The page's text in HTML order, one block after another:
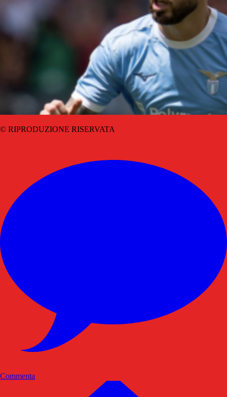
© RIPRODUZIONE RISERVATA
Commenta